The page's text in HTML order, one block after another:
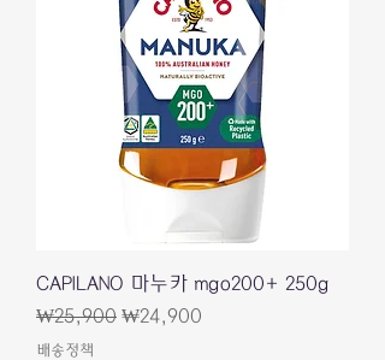
CAPILANO 마누카 mgo200+ 250g
一般價格
₩25,900 促銷價格
₩24,900
배송정책